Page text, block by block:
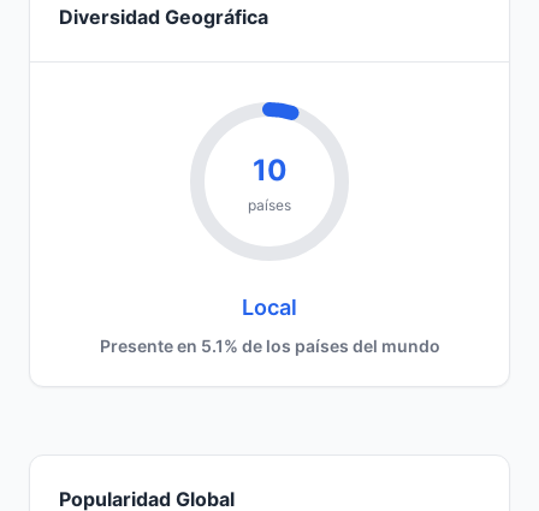
Diversidad Geográfica
10
países
Local
Presente en 5.1% de los países del mundo
Popularidad Global